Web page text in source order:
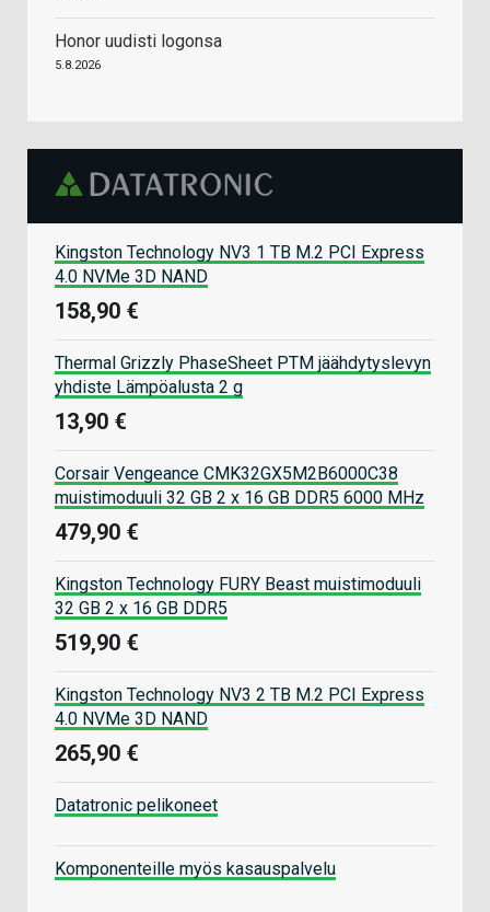
Honor uudisti logonsa
5.8.2026
Kingston Technology NV3 1 TB M.2 PCI Express
4.0 NVMe 3D NAND
158,90 €
Thermal Grizzly PhaseSheet PTM jäähdytyslevyn
yhdiste Lämpöalusta 2 g
13,90 €
Corsair Vengeance CMK32GX5M2B6000C38
muistimoduuli 32 GB 2 x 16 GB DDR5 6000 MHz
479,90 €
Kingston Technology FURY Beast muistimoduuli
32 GB 2 x 16 GB DDR5
519,90 €
Kingston Technology NV3 2 TB M.2 PCI Express
4.0 NVMe 3D NAND
265,90 €
Datatronic pelikoneet
Komponenteille myös kasauspalvelu